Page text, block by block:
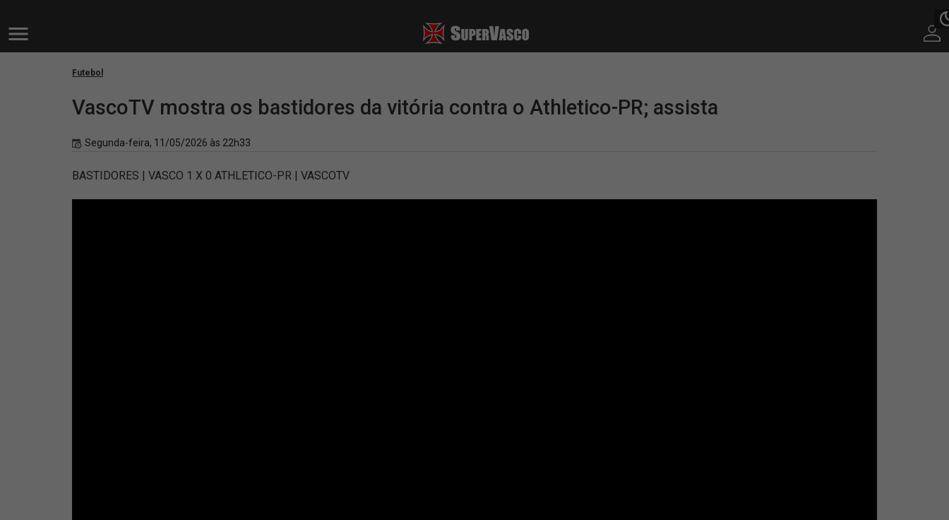
Futebol
VascoTV mostra os bastidores da vitória contra o Athletico-PR; assista
Segunda-feira, 11/05/2026 às 22h33
BASTIDORES | VASCO 1 X 0 ATHLETICO-PR | VASCOTV